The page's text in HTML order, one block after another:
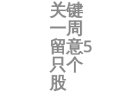
关键
一周
留意5
只个
股